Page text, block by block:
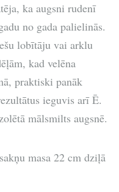
ka augsni rudenī
no gada palielinās.
lobītāju vai arklu
kad velēna
praktiski panāk
ieguvis arī Ē.
mālsmilts augsnē.
masa 22 cm dziļā